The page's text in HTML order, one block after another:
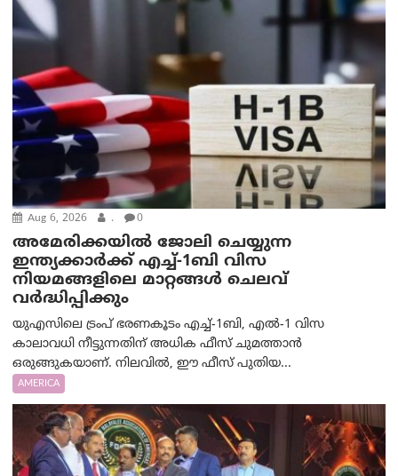
Aug 6, 2026 . 0
അമേരിക്കയില്‍ ജോലി ചെയ്യുന്ന
ഇന്ത്യക്കാർക്ക് എച്ച്-1ബി വിസ
നിയമങ്ങളിലെ മാറ്റങ്ങൾ ചെലവ്
വർദ്ധിപ്പിക്കും
യുഎസിലെ ട്രംപ് ഭരണകൂടം എച്ച്-1ബി, എൽ-1 വിസ
കാലാവധി നീട്ടുന്നതിന് അധിക ഫീസ് ചുമത്താൻ
ഒരുങ്ങുകയാണ്. നിലവിൽ, ഈ ഫീസ് പുതിയ...
AMERICA